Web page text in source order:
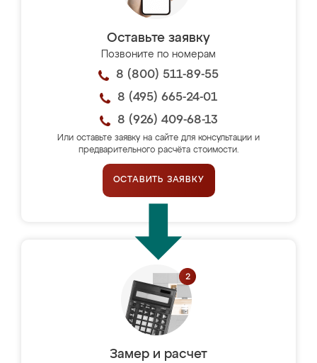
Оставьте заявку
Позвоните по номерам
8 (800) 511-89-55
8 (495) 665-24-01
8 (926) 409-68-13
Или оставьте заявку на сайте для консультации и
предварительного расчёта стоимости.
ОСТАВИТЬ ЗАЯВКУ
Замер и расчет